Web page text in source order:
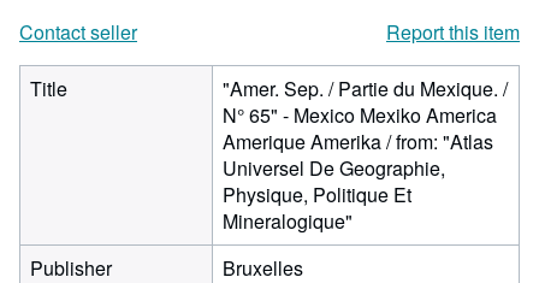
Contact seller
Report this item
Title
"Amer. Sep. / Partie du Mexique. /
N° 65" - Mexico Mexiko America
Amerique Amerika / from: "Atlas
Universel De Geographie,
Physique, Politique Et
Mineralogique"
Publisher
Bruxelles